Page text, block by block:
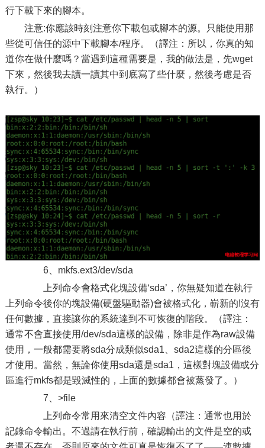
行下載下來的腳本。
注意:你應該時刻注意你下載包或腳本的源。只能使用那
些從可信任的源中下載腳本/程序。（譯注：所以，你真的知
道你在做什麼嗎？當遇到這種需要是，我的做法是，先wget
下來，然後我去讀一讀其中到底寫了些什麼，然後考慮是否
執行。）
6、mkfs.ext3/dev/sda
上列命令會格式化塊設備‘sda’，你無疑知道在執行
上列命令後你的塊設備(硬盤驅動器)會被格式化，嶄新的!沒有
任何數據，直接讓你的系統達到不可恢復的階段。（譯注：
通常不會直接使用/dev/sda這樣的設備，除非是作為raw設備
使用，一般都需要將sda分成類似sda1、sda2這樣的分區後
才使用。當然，無論你使用sda還是sda1，這樣對塊設備或分
區進行mkfs都是毀滅性的，上面的數據都會被蒸發了。）
7、>file
上列命令常用來清空文件內容（譯注：通常也用於
記錄命令輸出。不過請在執行前，確認輸出的文件是空的或